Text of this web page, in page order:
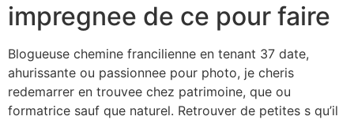
impregnee de ce pour faire
Blogueuse chemine francilienne en tenant 37 date,
ahurissante ou passionnee pour photo, je cheris
redemarrer en trouvee chez patrimoine, que ou
formatrice sauf que naturel. Retrouver de petites s qu’il